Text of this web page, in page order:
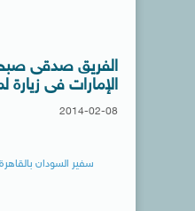
الفريق صدقى
الإمارات فى زيارة
2014-02-08